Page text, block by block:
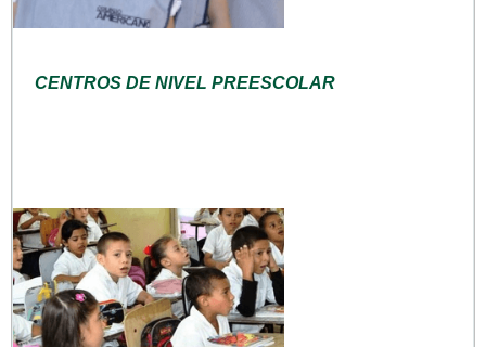
CENTROS DE NIVEL PREESCOLAR